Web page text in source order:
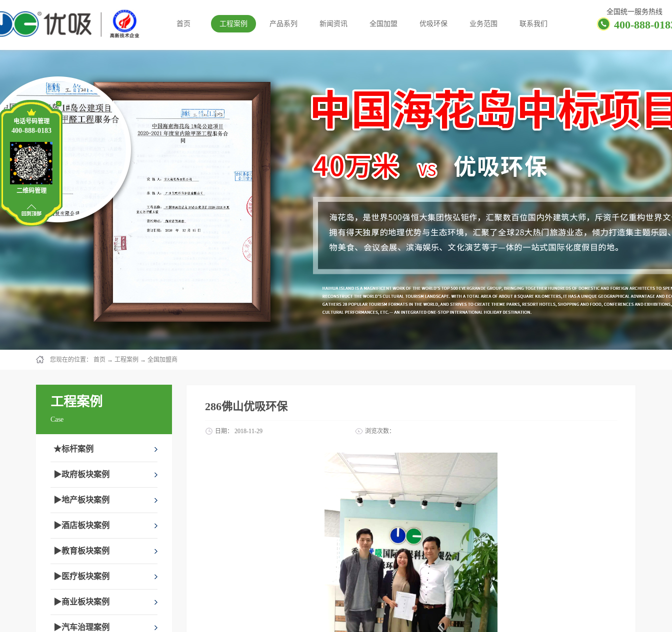
全国统一服务热线
400-888-
首页 工程案例 产品系列 新闻资讯 全国加盟 优吸环保 业务范围 联系我们
您现在的位置： 首页 → 工程案例 → 全国加盟商
工程案例
Case
★标杆案例
▶政府板块案例
▶地产板块案例
▶酒店板块案例
▶教育板块案例
▶医疗板块案例
▶商业板块案例
▶汽车治理案例
286佛山优吸环保
日期： 2018-11-29 浏览次数：
电话号码管理
400-888-0183
二维码管理